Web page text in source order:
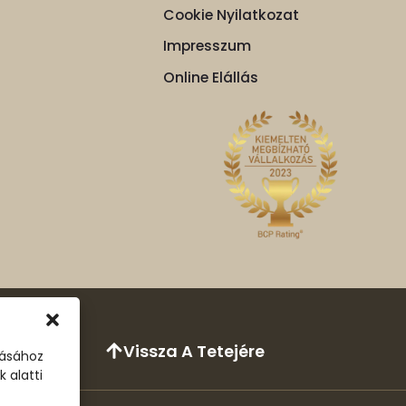
alatti
Cookie Nyilatkozat
Impresszum
Online Elállás
Vissza A Tetejére